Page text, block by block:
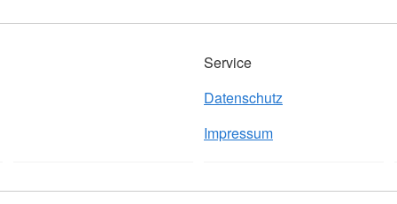
Service
Datenschutz
Impressum